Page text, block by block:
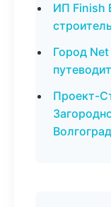
ИП Finish
Город
Проект-
Волгоград